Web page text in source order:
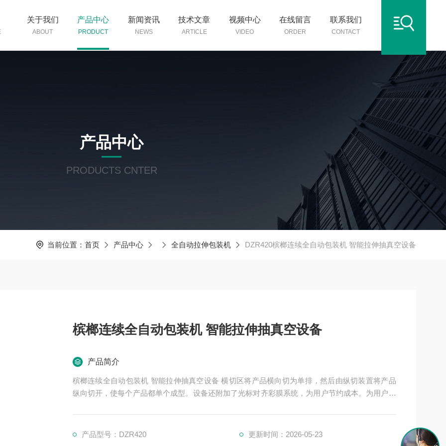
关于我们
ABOUT
产品中心
PRODUCT
新闻资讯
NEWS
技术文章
ARTICLE
视频中心
VIDEO
在线留言
ORDER
联系我们
CONTACT
产品中心
PRODUCTS CNTER
当前位置： 首页 产品中心 全自动拉伸包装机 DZR420槟榔连续全自动包装机 智能拉伸抽真空设备
槟榔连续全自动包装机 智能拉伸抽真空设备
产品简介
槟榔连续全自动包装机 智能拉伸抽真空设备 横切区将产品横向切为单排，然后由纵切装置将产品
纵向切开，使每个产品都单个成型。设备还附加了光标对齐彩膜系统，为用户节约成本。为用户配
产品型号：DZR420 更新时间：2026-05-23